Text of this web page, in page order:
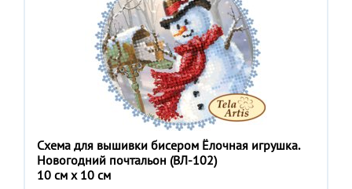
Схема для вышивки бисером Ёлочная игрушка.
Новогодний почтальон (ВЛ-102)
10 см x 10 см